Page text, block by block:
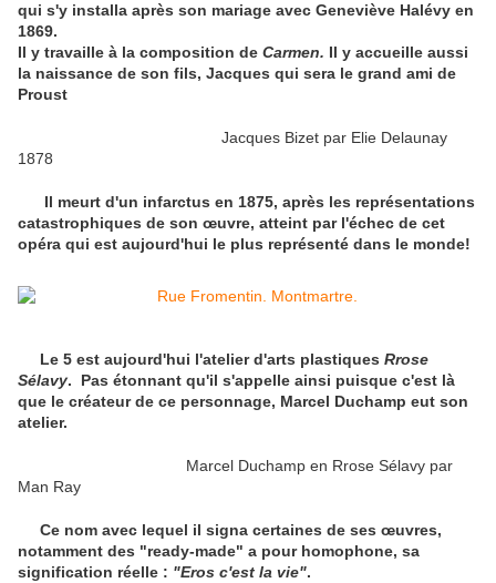
qui s'y installa après son mariage avec Geneviève Halévy en
1869.
Il y travaille à la composition de Carmen. Il y accueille aussi
la naissance de son fils, Jacques qui sera le grand ami de
Proust
Jacques Bizet par Elie Delaunay
1878
Il meurt d'un infarctus en 1875, après les représentations
catastrophiques de son œuvre, atteint par l'échec de cet
opéra qui est aujourd'hui le plus représenté dans le monde!
Le 5 est aujourd'hui l'atelier d'arts plastiques Rrose
Sélavy. Pas étonnant qu'il s'appelle ainsi puisque c'est là
que le créateur de ce personnage, Marcel Duchamp eut son
atelier.
Marcel Duchamp en Rrose Sélavy par
Man Ray
Ce nom avec lequel il signa certaines de ses œuvres,
notamment des "ready-made" a pour homophone, sa
signification réelle : "Eros c'est la vie".